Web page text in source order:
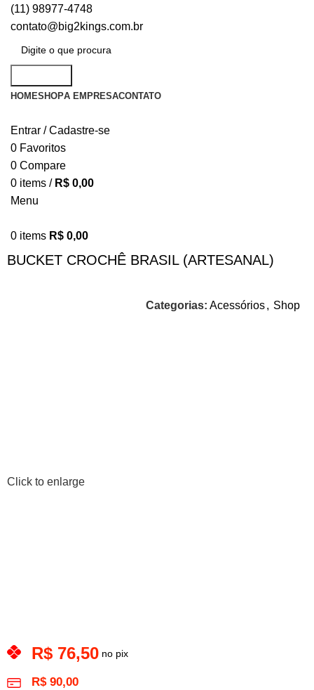
(11) 98977-4748
contato@big2kings.com.br
HOMESHOPA EMPRESACONTATO
Entrar / Cadastre-se
0 Favoritos
0 Compare
0 items / R$ 0,00
Menu
0 items R$ 0,00
BUCKET CROCHÊ BRASIL (ARTESANAL)
Categorias: Acessórios, Shop
Click to enlarge
R$ 76,50 no pix
R$90,00